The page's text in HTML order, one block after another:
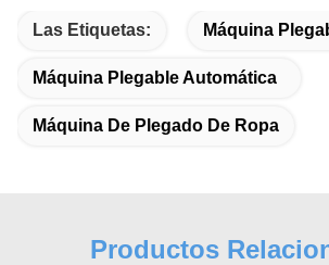
Las Etiquetas: Máquina
Máquina Plegable Automática
Máquina De Plegado De Ropa
Productos